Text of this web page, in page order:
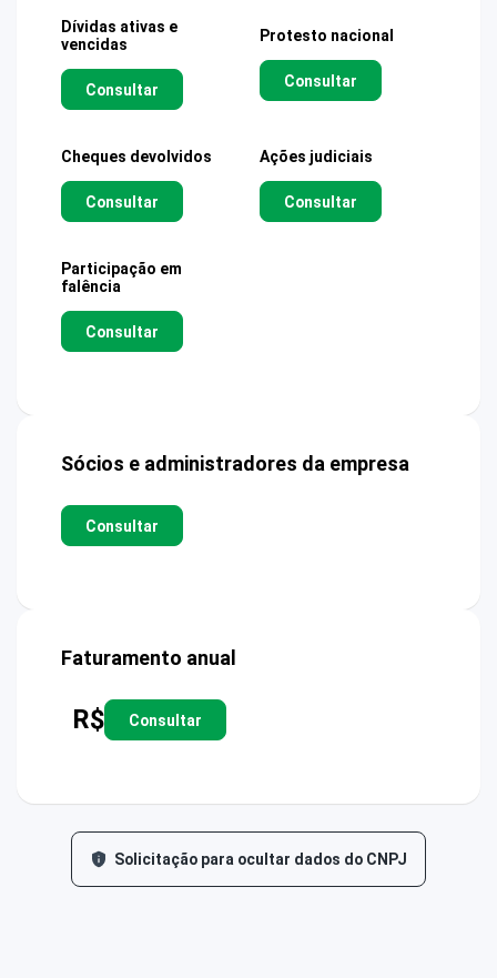
Dívidas ativas e
vencidas
Consultar
Protesto nacional
Consultar
Cheques devolvidos
Consultar
Ações judiciais
Consultar
Participação em
falência
Consultar
Sócios e administradores da empresa
Consultar
Faturamento anual
R$ Consultar
Solicitação para ocultar dados do CNPJ